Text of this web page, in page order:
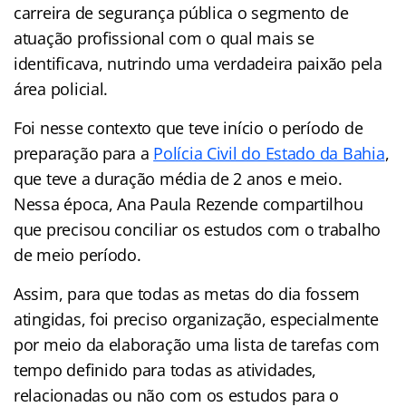
carreira de segurança pública o segmento de
atuação profissional com o qual mais se
identificava, nutrindo uma verdadeira paixão pela
área policial.
Foi nesse contexto que teve início o período de
preparação para a Polícia Civil do Estado da Bahia,
que teve a duração média de 2 anos e meio.
Nessa época, Ana Paula Rezende compartilhou
que precisou conciliar os estudos com o trabalho
de meio período.
Assim, para que todas as metas do dia fossem
atingidas, foi preciso organização, especialmente
por meio da elaboração uma lista de tarefas com
tempo definido para todas as atividades,
relacionadas ou não com os estudos para o